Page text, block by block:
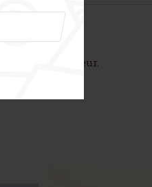
de votre intérieur.